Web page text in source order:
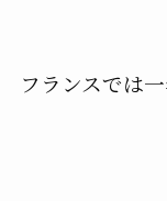
フランスでは